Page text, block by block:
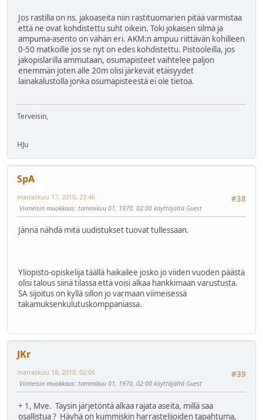
Jos rastilla on ns. jakoaseita niin rastituomarien pitää varmistaa
että ne ovat kohdistettu suht oikein. Toki jokaisen silmä ja
ampuma-asento on vähän eri. AKM:n ampuu riittävän kohilleen
0-50 matkoille jos se nyt on edes kohdistettu. Pistooleilla, jos
jakopislarilla ammutaan, osumapisteet vaihtelee paljon
enemmän joten alle 20m olisi järkevät etäisyydet
lainakalustolla jonka osumapisteestä ei ole tietoa.
Terveisin,
HJu
SpA
#38
marraskuu 17, 2010, 23:46
Viimeisin muokkaus: tammikuu 01, 1970, 02:00 käyttäjältä Guest
Jännä nähdä mitä uudistukset tuovat tullessaan.
Yliopisto-opiskelija täällä haikailee josko jo viiden vuoden päästä
olisi talous siinä tilassa että voisi alkaa hankkimaan varustusta.
SA sijoitus on kyllä sillon jo varmaan viimeisessä
takamuksenkulutuskomppaniassa.
JKr
#39
marraskuu 18, 2010, 02:06
Viimeisin muokkaus: tammikuu 01, 1970, 02:00 käyttäjältä Guest
+ 1, Mve. Täysin järjetöntä alkaa rajata aseita, millä saa
osallistua ? Häyhä on kummiskin harrastelijoiden tapahtuma,